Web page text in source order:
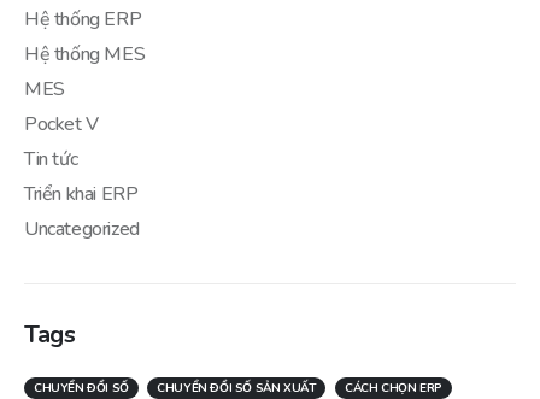
Hệ thống ERP
Hệ thống MES
MES
Pocket V
Tin tức
Triển khai ERP
Uncategorized
Tags
CHUYỂN ĐỔI SỐ CHUYỂN ĐỔI SỐ SẢN XUẤT
CÁCH CHỌN ERP